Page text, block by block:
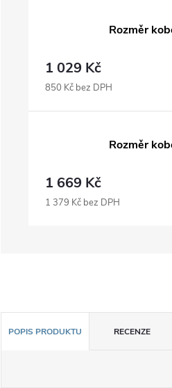
Rozměr
1 029 Kč
850 Kč bez DPH
Rozměr
1 669 Kč
1 379 Kč bez DPH
POPIS PRODUKTU RECENZE